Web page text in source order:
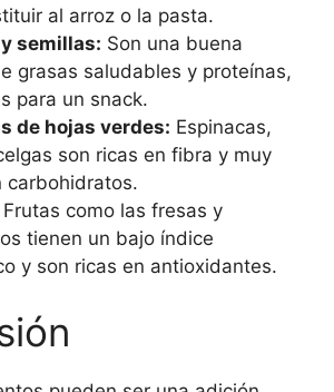
al arroz o la pasta.
semillas: Son una buena
grasas saludables y proteínas,
para un snack.
de hojas verdes: Espinacas,
son ricas en fibra y muy
carbohidratos.
Frutas como las fresas y
tienen un bajo índice
y son ricas en antioxidantes.